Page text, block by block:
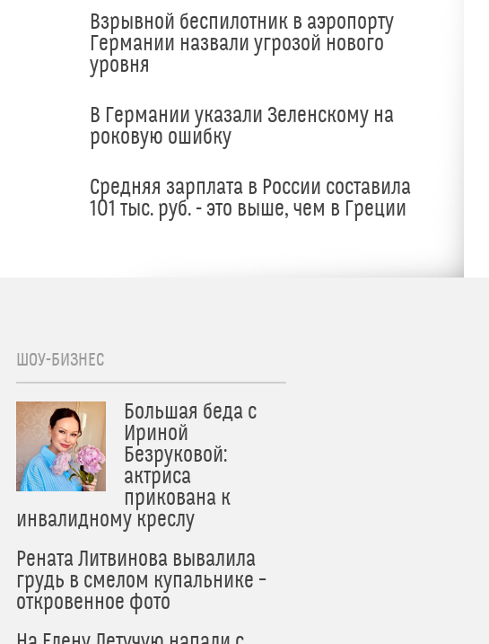
Взрывной беспилотник в аэропорту
Германии назвали угрозой нового
уровня
В Германии указали Зеленскому на
роковую ошибку
Средняя зарплата в России составила
101 тыс. руб. - это выше, чем в Греции
ШОУ-БИЗНЕС
Большая беда с
Ириной
Безруковой:
актриса
прикована к
инвалидному креслу
Рената Литвинова вывалила
грудь в смелом купальнике –
откровенное фото